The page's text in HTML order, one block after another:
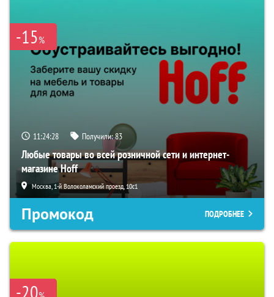
-15%
11:24:27 Получили:83
Любые товары во всей розничной сети и интернет-
магазине Hoff
Москва, 1-й Волоколамский проезд, 10с1
Промокод ПОДРОБНЕЕ
-20